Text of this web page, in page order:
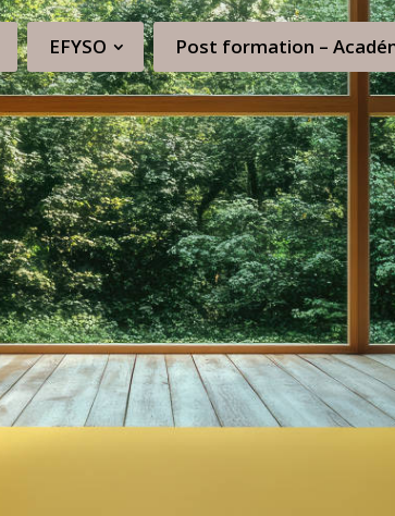
EFYSO Post formation –